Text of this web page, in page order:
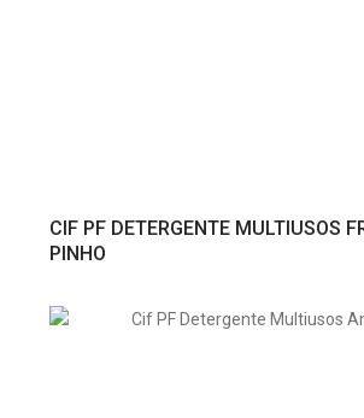
CIF PF DETERGENTE MULTIUSOS
PINHO